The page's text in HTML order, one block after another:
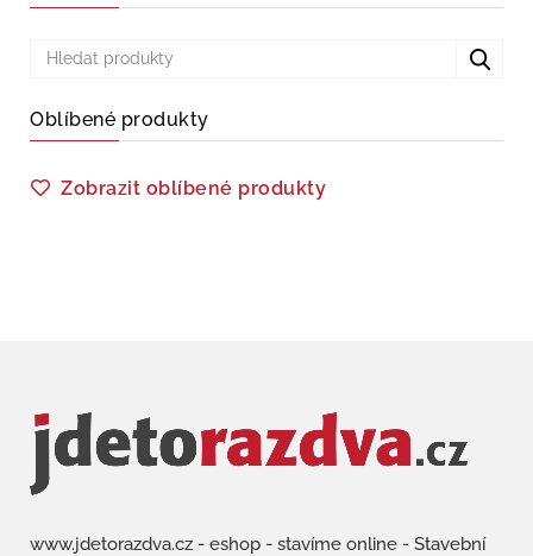
Oblíbené produkty
Zobrazit oblíbené produkty
www.jdetorazdva.cz - eshop - stavíme online - Stavební